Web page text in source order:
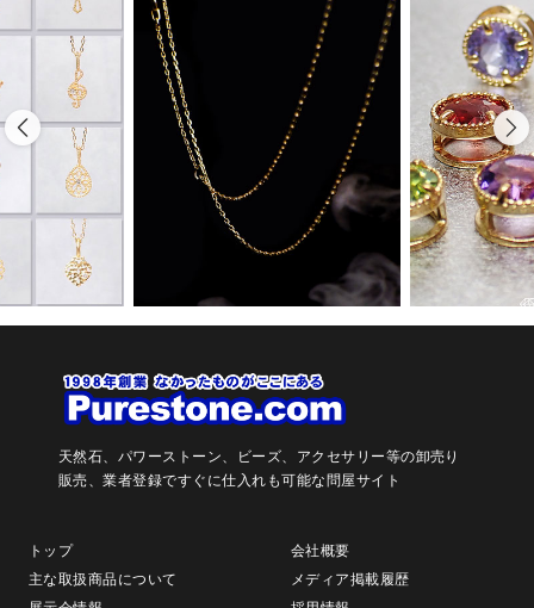
天然石、パワーストーン、ビーズ、アクセサリー等の卸売り
販売、業者登録ですぐに仕入れも可能な問屋サイト
トップ
会社概要
主な取扱商品について
メディア掲載履歴